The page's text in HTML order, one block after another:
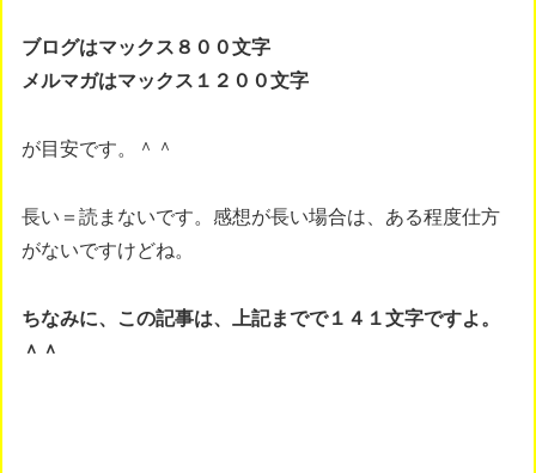
ブログはマックス８００文字
メルマガはマックス１２００文字
が目安です。＾＾
長い＝読まないです。感想が長い場合は、ある程度仕方
がないですけどね。
ちなみに、この記事は、上記までで１４１文字ですよ。
＾＾